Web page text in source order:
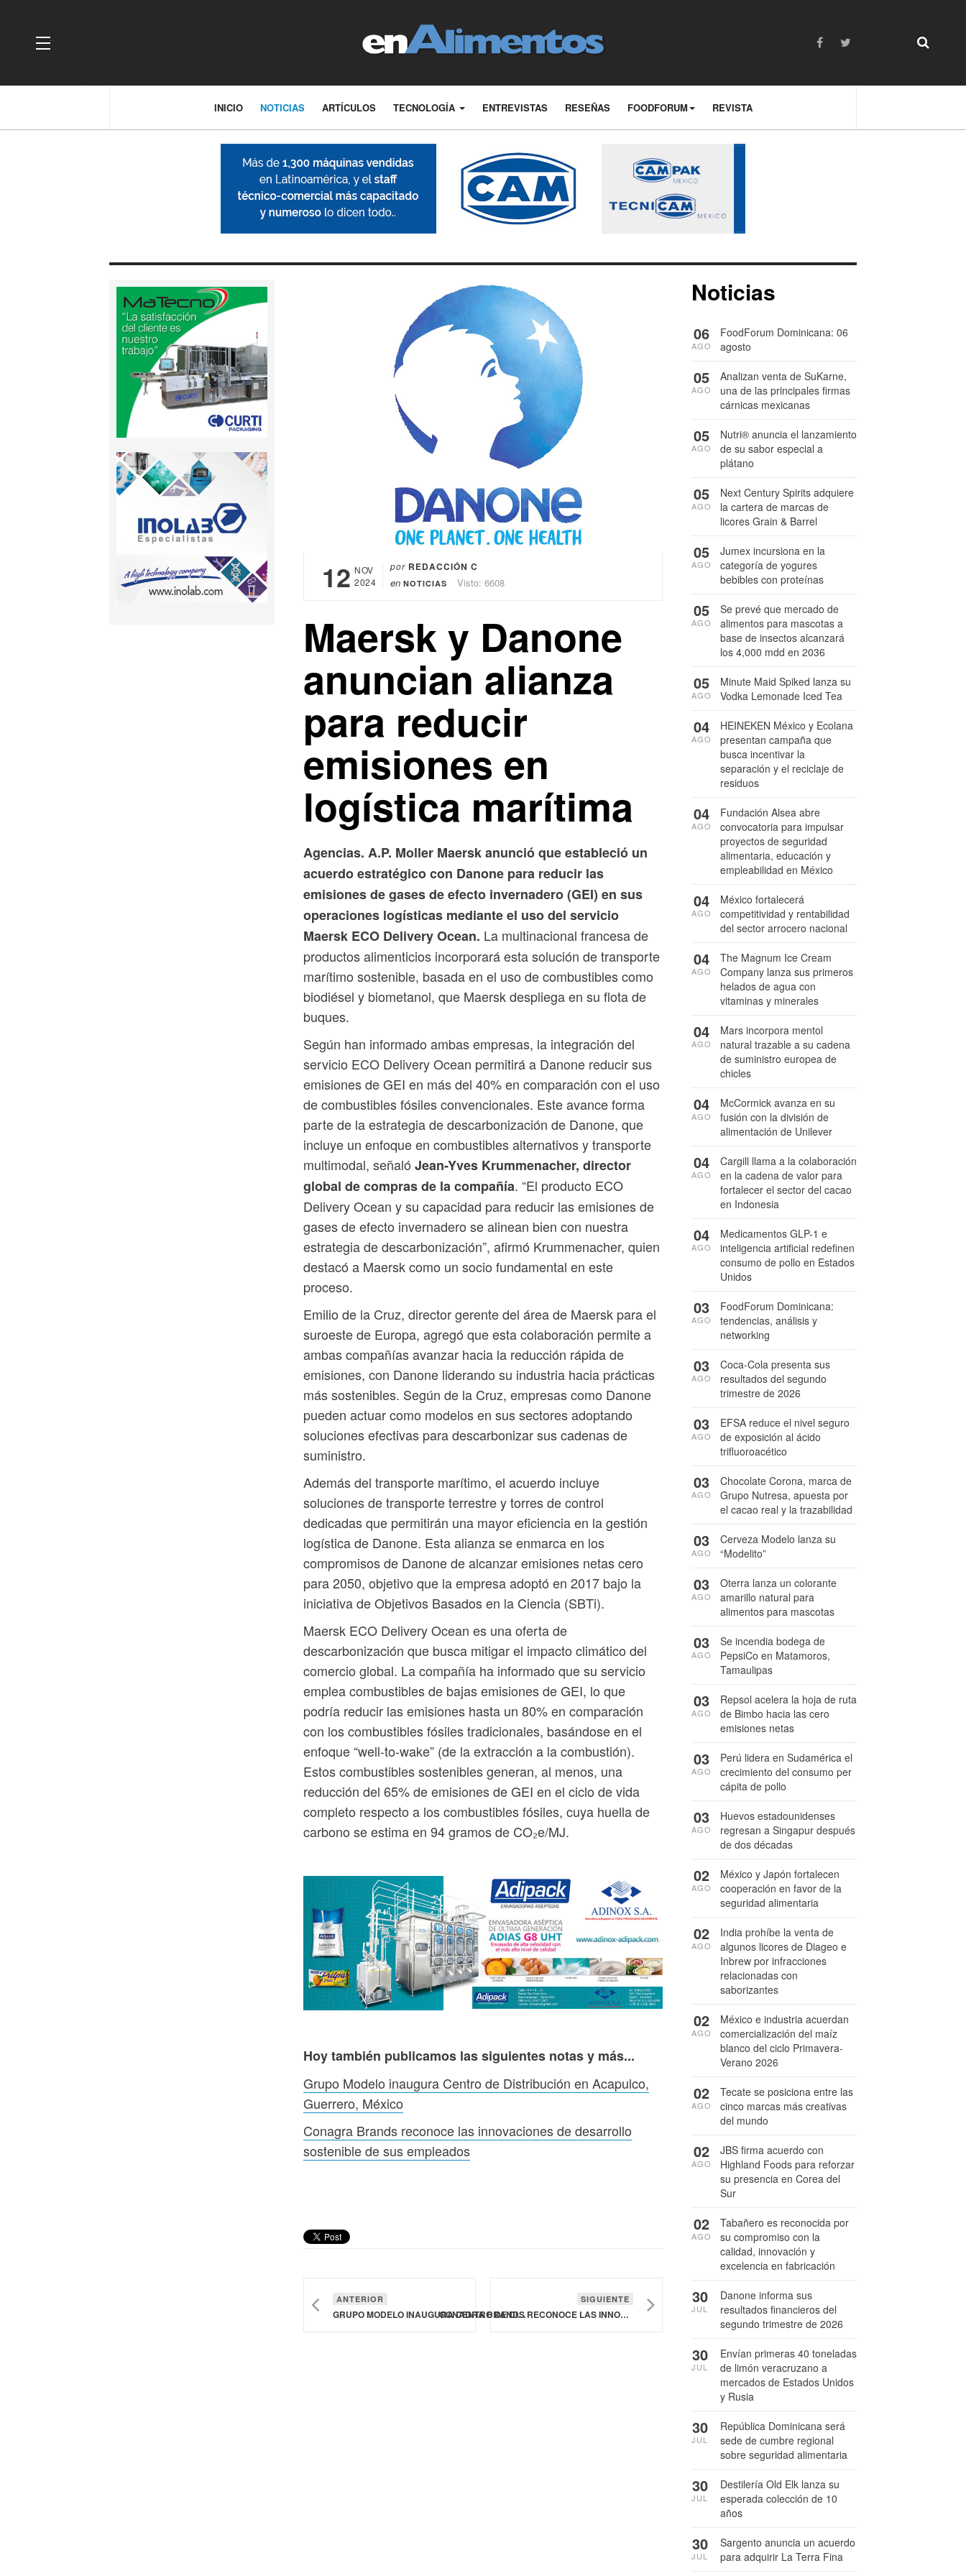
OFF CANVAS
INICIO NOTICIAS ARTÍCULOS TECNOLOGÍA ENTREVISTAS RESEÑAS FOODFORUM REVISTA
12 NOV
2024
por REDACCIÓN C
en NOTICIAS Visto: 6608
Maersk y Danone
anuncian alianza
para reducir
emisiones en
logística marítima
Agencias. A.P. Moller Maersk anunció que estableció un
acuerdo estratégico con Danone para reducir las
emisiones de gases de efecto invernadero (GEI) en sus
operaciones logísticas mediante el uso del servicio
Maersk ECO Delivery Ocean. La multinacional francesa de
productos alimenticios incorporará esta solución de transporte
marítimo sostenible, basada en el uso de combustibles como
biodiésel y biometanol, que Maersk despliega en su flota de
buques.
Según han informado ambas empresas, la integración del
servicio ECO Delivery Ocean permitirá a Danone reducir sus
emisiones de GEI en más del 40% en comparación con el uso
de combustibles fósiles convencionales. Este avance forma
parte de la estrategia de descarbonización de Danone, que
incluye un enfoque en combustibles alternativos y transporte
multimodal, señaló Jean-Yves Krummenacher, director
global de compras de la compañía. “El producto ECO
Delivery Ocean y su capacidad para reducir las emisiones de
gases de efecto invernadero se alinean bien con nuestra
estrategia de descarbonización”, afirmó Krummenacher, quien
destacó a Maersk como un socio fundamental en este
proceso.
Emilio de la Cruz, director gerente del área de Maersk para el
suroeste de Europa, agregó que esta colaboración permite a
ambas compañías avanzar hacia la reducción rápida de
emisiones, con Danone liderando su industria hacia prácticas
más sostenibles. Según de la Cruz, empresas como Danone
pueden actuar como modelos en sus sectores adoptando
soluciones efectivas para descarbonizar sus cadenas de
suministro.
Además del transporte marítimo, el acuerdo incluye
soluciones de transporte terrestre y torres de control
dedicadas que permitirán una mayor eficiencia en la gestión
logística de Danone. Esta alianza se enmarca en los
compromisos de Danone de alcanzar emisiones netas cero
para 2050, objetivo que la empresa adoptó en 2017 bajo la
iniciativa de Objetivos Basados en la Ciencia (SBTi).
Maersk ECO Delivery Ocean es una oferta de
descarbonización que busca mitigar el impacto climático del
comercio global. La compañía ha informado que su servicio
emplea combustibles de bajas emisiones de GEI, lo que
podría reducir las emisiones hasta un 80% en comparación
con los combustibles fósiles tradicionales, basándose en el
enfoque “well-to-wake” (de la extracción a la combustión).
Estos combustibles sostenibles generan, al menos, una
reducción del 65% de emisiones de GEI en el ciclo de vida
completo respecto a los combustibles fósiles, cuya huella de
carbono se estima en 94 gramos de CO₂e/MJ.
Hoy también publicamos las siguientes notas y más...
Grupo Modelo inaugura Centro de Distribución en Acapulco,
Guerrero, México
Conagra Brands reconoce las innovaciones de desarrollo
sostenible de sus empleados
ANTERIOR
GRUPO MODELO INAUGURA CENTRO DE DISTRIBUCIÓN EN ACAPULCO, GUERRERO, MÉXICO
SIGUIENTE
CONAGRA BRANDS RECONOCE LAS INNOVACIONES DE DESARROLLO SOSTENIBLE DE SUS EMPLEADOS
Noticias
FoodForum Dominicana: 06
agosto
06
AGO
Analizan venta de SuKarne,
una de las principales firmas
cárnicas mexicanas
05
AGO
Nutri® anuncia el lanzamiento
de su sabor especial a
plátano
05
AGO
Next Century Spirits adquiere
la cartera de marcas de
licores Grain & Barrel
05
AGO
Jumex incursiona en la
categoría de yogures
bebibles con proteínas
05
AGO
Se prevé que mercado de
alimentos para mascotas a
base de insectos alcanzará
los 4,000 mdd en 2036
05
AGO
Minute Maid Spiked lanza su
Vodka Lemonade Iced Tea
05
AGO
HEINEKEN México y Ecolana
presentan campaña que
busca incentivar la
separación y el reciclaje de
residuos
04
AGO
Fundación Alsea abre
convocatoria para impulsar
proyectos de seguridad
alimentaria, educación y
empleabilidad en México
04
AGO
México fortalecerá
competitividad y rentabilidad
del sector arrocero nacional
04
AGO
The Magnum Ice Cream
Company lanza sus primeros
helados de agua con
vitaminas y minerales
04
AGO
Mars incorpora mentol
natural trazable a su cadena
de suministro europea de
chicles
04
AGO
McCormick avanza en su
fusión con la división de
alimentación de Unilever
04
AGO
Cargill llama a la colaboración
en la cadena de valor para
fortalecer el sector del cacao
en Indonesia
04
AGO
Medicamentos GLP-1 e
inteligencia artificial redefinen
consumo de pollo en Estados
Unidos
04
AGO
FoodForum Dominicana:
tendencias, análisis y
networking
03
AGO
Coca-Cola presenta sus
resultados del segundo
trimestre de 2026
03
AGO
EFSA reduce el nivel seguro
de exposición al ácido
trifluoroacético
03
AGO
Chocolate Corona, marca de
Grupo Nutresa, apuesta por
el cacao real y la trazabilidad
03
AGO
Cerveza Modelo lanza su
“Modelito”
03
AGO
Oterra lanza un colorante
amarillo natural para
alimentos para mascotas
03
AGO
Se incendia bodega de
PepsiCo en Matamoros,
Tamaulipas
03
AGO
Repsol acelera la hoja de ruta
de Bimbo hacia las cero
emisiones netas
03
AGO
Perú lidera en Sudamérica el
crecimiento del consumo per
cápita de pollo
03
AGO
Huevos estadounidenses
regresan a Singapur después
de dos décadas
03
AGO
México y Japón fortalecen
cooperación en favor de la
seguridad alimentaria
02
AGO
India prohíbe la venta de
algunos licores de Diageo e
Inbrew por infracciones
relacionadas con
saborizantes
02
AGO
México e industria acuerdan
comercialización del maíz
blanco del ciclo Primavera-
Verano 2026
02
AGO
Tecate se posiciona entre las
cinco marcas más creativas
del mundo
02
AGO
JBS firma acuerdo con
Highland Foods para reforzar
su presencia en Corea del
Sur
02
AGO
Tabañero es reconocida por
su compromiso con la
calidad, innovación y
excelencia en fabricación
02
AGO
Danone informa sus
resultados financieros del
segundo trimestre de 2026
30
JUL
Envían primeras 40 toneladas
de limón veracruzano a
mercados de Estados Unidos
y Rusia
30
JUL
República Dominicana será
sede de cumbre regional
sobre seguridad alimentaria
30
JUL
Destilería Old Elk lanza su
esperada colección de 10
años
30
JUL
Sargento anuncia un acuerdo
para adquirir La Terra Fina
30
JUL